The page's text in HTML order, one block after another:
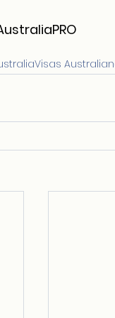
Visas